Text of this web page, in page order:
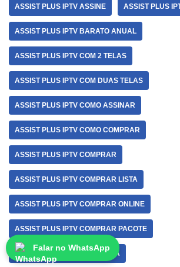
ASSIST PLUS IPTV ASSINE ASSIST PLUS
ASSIST PLUS IPTV BARATO ANUAL
ASSIST PLUS IPTV COM 2 TELAS
ASSIST PLUS IPTV COM DUAS TELAS
ASSIST PLUS IPTV COMO ASSINAR
ASSIST PLUS IPTV COMO COMPRAR
ASSIST PLUS IPTV COMPRAR
ASSIST PLUS IPTV COMPRAR LISTA
ASSIST PLUS IPTV COMPRAR ONLINE
ASSIST PLUS IPTV COMPRAR PACOTE
ASSIST PLUS IPTV DUAS TELA
Falar no WhatsApp